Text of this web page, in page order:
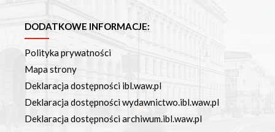
Olimpiada Literatury i Języka Polskiego dla Szkół
Podstawowych
Biblioteka
O bibliotece
Godziny otwarcia
Katalog
Nowości
Czasopisma drukowane prenumerowane w 2026 roku
DODATKOWE INFORMACJE:
Polityka prywatności
Mapa strony
Deklaracja dostępności ibl.waw.pl
Deklaracja dostępności wydawnictwo.ibl.waw.pl
Deklaracja dostępności archiwum.ibl.waw.pl